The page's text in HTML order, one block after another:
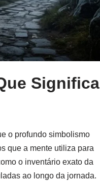
Significa
o profundo simbolismo
que a mente utiliza para
o inventário exato da
ao longo da jornada.